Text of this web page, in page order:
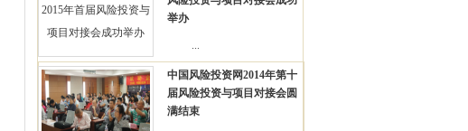
举办
...
中国风险投资网2014年第十
届风险投资与项目对接会圆
满结束